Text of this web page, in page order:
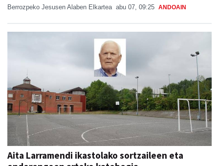
Aita Larramendi ikastolako sortzaileen eta
ondorengoen arteko katebegia
IN MEMORIAM